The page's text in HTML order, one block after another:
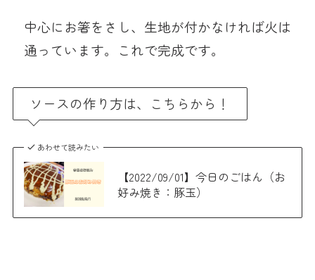
中心にお箸をさし、生地が付かなければ火は
通っています。これで完成です。
ソースの作り方は、こちらから！
あわせて読みたい
【2022/09/01】今日のごはん（お
好み焼き：豚玉）